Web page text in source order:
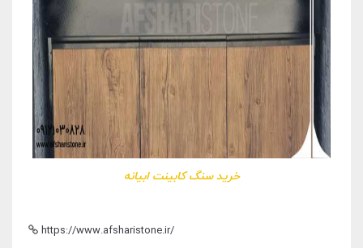
خرید سنگ کابینت ابیانه
https://www.afsharistone.ir/